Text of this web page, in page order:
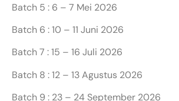
Batch 5 : 6 – 7 Mei 2026
Batch 6 : 10 – 11 Juni 2026
Batch 7 : 15 – 16 Juli 2026
Batch 8 : 12 – 13 Agustus 2026
Batch 9 : 23 – 24 September 2026